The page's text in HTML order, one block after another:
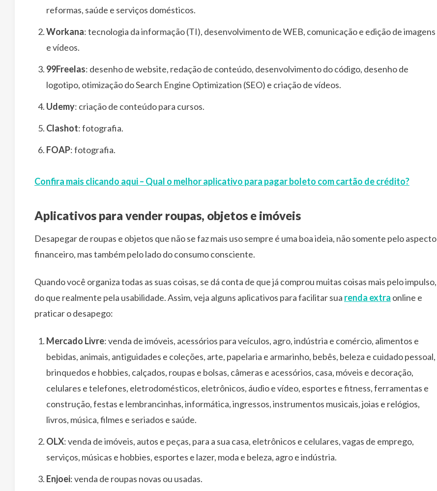
reformas, saúde e serviços domésticos.
Workana: tecnologia da informação (TI), desenvolvimento de WEB, comunicação e edição de imagens
e vídeos.
99Freelas: desenho de website, redação de conteúdo, desenvolvimento do código, desenho de
logotipo, otimização do Search Engine Optimization (SEO) e criação de vídeos.
Udemy: criação de conteúdo para cursos.
Clashot: fotografia.
FOAP: fotografia.
Confira mais clicando aqui – Qual o melhor aplicativo para pagar boleto com cartão de crédito?
Aplicativos para vender roupas, objetos e imóveis
Desapegar de roupas e objetos que não se faz mais uso sempre é uma boa ideia, não somente pelo aspecto
financeiro, mas também pelo lado do consumo consciente.
Quando você organiza todas as suas coisas, se dá conta de que já comprou muitas coisas mais pelo impulso,
do que realmente pela usabilidade. Assim, veja alguns aplicativos para facilitar sua renda extra online e
praticar o desapego:
Mercado Livre: venda de imóveis, acessórios para veículos, agro, indústria e comércio, alimentos e
bebidas, animais, antiguidades e coleções, arte, papelaria e armarinho, bebês, beleza e cuidado pessoal,
brinquedos e hobbies, calçados, roupas e bolsas, câmeras e acessórios, casa, móveis e decoração,
celulares e telefones, eletrodomésticos, eletrônicos, áudio e vídeo, esportes e fitness, ferramentas e
construção, festas e lembrancinhas, informática, ingressos, instrumentos musicais, joias e relógios,
livros, música, filmes e seriados e saúde.
OLX: venda de imóveis, autos e peças, para a sua casa, eletrônicos e celulares, vagas de emprego,
serviços, músicas e hobbies, esportes e lazer, moda e beleza, agro e indústria.
Enjoei: venda de roupas novas ou usadas.